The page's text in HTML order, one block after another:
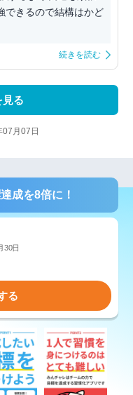
できるので結構はかど
続きを読む
見る
07月07日
成を8倍に！
30日
る